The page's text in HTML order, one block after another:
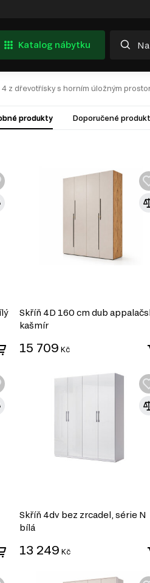
Katalog nábytku
4 z dřevotřísky s horním úložným
produkty Doporučené
Skříň 4D 160 cm dub
kašmír
15 709 Kč
Skříň 4dv bez zrcadel, série N
bílá
13 249 Kč